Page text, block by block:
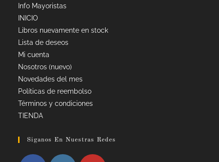
Info Mayoristas
INICIO
Libros nuevamente en stock
Lista de deseos
Mi cuenta
Nosotros (nuevo)
Novedades del mes
Políticas de reembolso
Términos y condiciones
TIENDA
Siganos En Nuestras Redes